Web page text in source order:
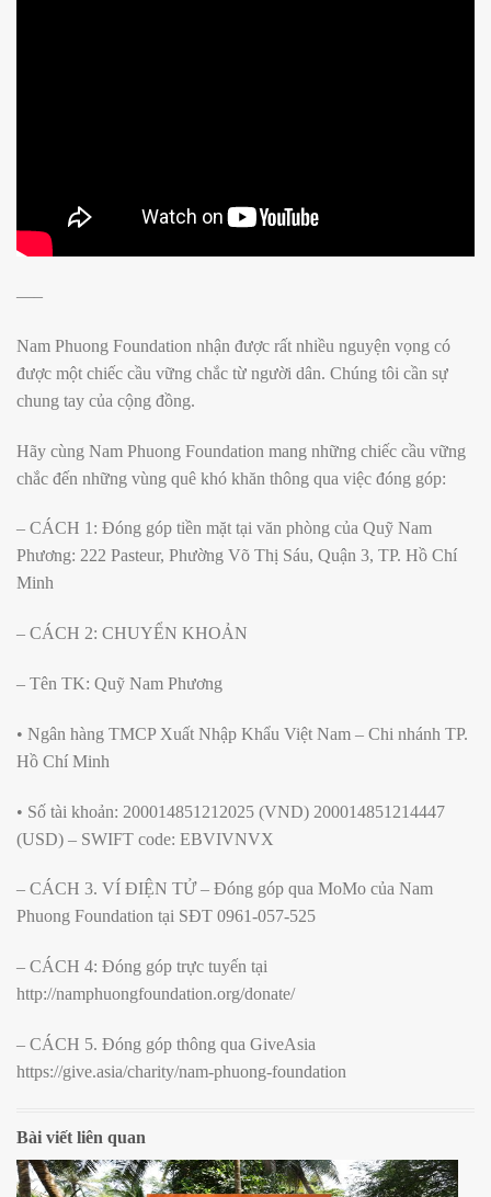
—–
Nam Phuong Foundation nhận được rất nhiều nguyện vọng có
được một chiếc cầu vững chắc từ người dân. Chúng tôi cần sự
chung tay của cộng đồng.
Hãy cùng Nam Phuong Foundation mang những chiếc cầu vững
chắc đến những vùng quê khó khăn thông qua việc đóng góp:
– CÁCH 1: Đóng góp tiền mặt tại văn phòng của Quỹ Nam
Phương: 222 Pasteur, Phường Võ Thị Sáu, Quận 3, TP. Hồ Chí
Minh
– CÁCH 2: CHUYỂN KHOẢN
– Tên TK: Quỹ Nam Phương
• Ngân hàng TMCP Xuất Nhập Khẩu Việt Nam – Chi nhánh TP.
Hồ Chí Minh
• Số tài khoản: 200014851212025 (VND) 200014851214447
(USD) – SWIFT code: EBVIVNVX
– CÁCH 3. VÍ ĐIỆN TỬ – Đóng góp qua MoMo của Nam
Phuong Foundation tại SĐT 0961-057-525
– CÁCH 4: Đóng góp trực tuyến tại
http://namphuongfoundation.org/donate/
– CÁCH 5. Đóng góp thông qua GiveAsia
https://give.asia/charity/nam-phuong-foundation
Bài viết liên quan